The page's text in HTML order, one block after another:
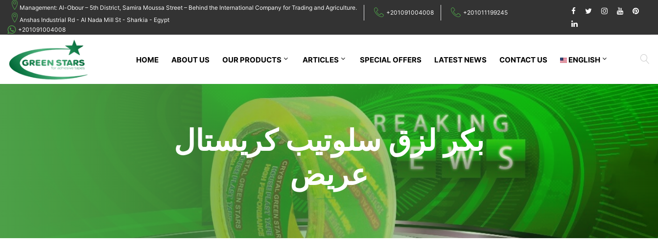
Management: Al-Obour – 5th District, Samira Moussa Street – Behind the International Company for Trading and Agriculture.
Anshas Industrial Rd - Al Nada Mill St - Sharkia - Egypt
+201091004008 +201011199245
+201091004008
HOME ABOUT US OUR PRODUCTS ARTICLES SPECIAL OFFERS LATEST NEWS CONTACT US ENGLISH
بكر لزق سلوتيب كريستال
عريض